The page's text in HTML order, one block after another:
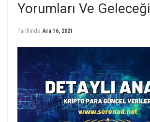
Yorumları Ve Geleceği
Tarihinde Ara 16, 2021